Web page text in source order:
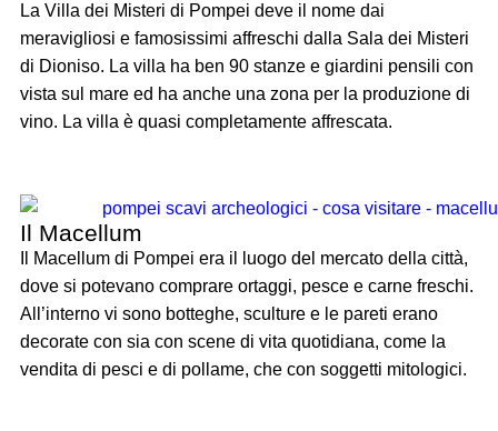
La Villa dei Misteri di Pompei deve il nome dai
meravigliosi e famosissimi affreschi dalla Sala dei Misteri
di Dioniso. La villa ha ben 90 stanze e giardini pensili con
vista sul mare ed ha anche una zona per la produzione di
vino. La villa è quasi completamente affrescata.
Il Macellum
Il Macellum di Pompei era il luogo del mercato della città,
dove si potevano comprare ortaggi, pesce e carne freschi.
All’interno vi sono botteghe, sculture e le pareti erano
decorate con sia con scene di vita quotidiana, come la
vendita di pesci e di pollame, che con soggetti mitologici.